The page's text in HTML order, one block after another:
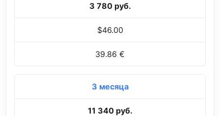
3 780 руб.
$46.00
39.86 €
3 месяца
11 340 руб.